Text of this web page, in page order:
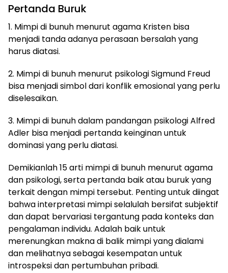
Pertanda Buruk
1. Mimpi di bunuh menurut agama Kristen bisa
menjadi tanda adanya perasaan bersalah yang
harus diatasi.
2. Mimpi di bunuh menurut psikologi Sigmund Freud
bisa menjadi simbol dari konflik emosional yang perlu
diselesaikan.
3. Mimpi di bunuh dalam pandangan psikologi Alfred
Adler bisa menjadi pertanda keinginan untuk
dominasi yang perlu diatasi.
Demikianlah 15 arti mimpi di bunuh menurut agama
dan psikologi, serta pertanda baik atau buruk yang
terkait dengan mimpi tersebut. Penting untuk diingat
bahwa interpretasi mimpi selalulah bersifat subjektif
dan dapat bervariasi tergantung pada konteks dan
pengalaman individu. Adalah baik untuk
merenungkan makna di balik mimpi yang dialami
dan melihatnya sebagai kesempatan untuk
introspeksi dan pertumbuhan pribadi.